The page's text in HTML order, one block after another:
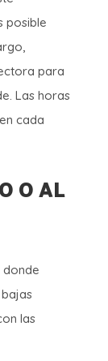
posible
para
Las horas
cada
O AL
donde
las